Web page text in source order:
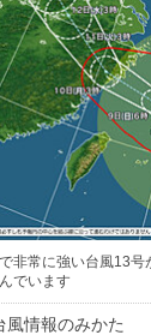
非常に強い台風13
でいます
風情報のみかた